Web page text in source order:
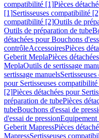
compatibilité [1]Pièces
[1]Sertisseuses compatibilité
compatibilité [2]Outils de
Outils de préparation de tube
détachées pour Bouchons
contrôleAccessoiresPièces
Geberit MeplaPièces
MeplaOutils de sertissage
sertissage manuels
pour Sertisseuses
[2]Pièces détachées pour
préparation de tubePièces
tubeBouchons d'essai de
d'essai de pression
Geberit MapressPièces
MapressSertisseuses